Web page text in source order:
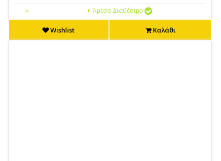
Άμεσα Διαθέσιμο
Wishlist Καλάθι